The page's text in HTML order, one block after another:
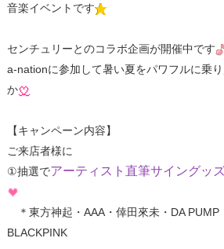
音楽イベントです
センチュリーとのコラボ企画が開催中です
a-nationに参加して暑い夏をパワフルに乗
か
【キャンペーン内容】
ご来店者様に
①抽選でアーティスト直筆サイングッ
＊東方神起・AAA・倖田來未・DA PUMP
BLACKPINK